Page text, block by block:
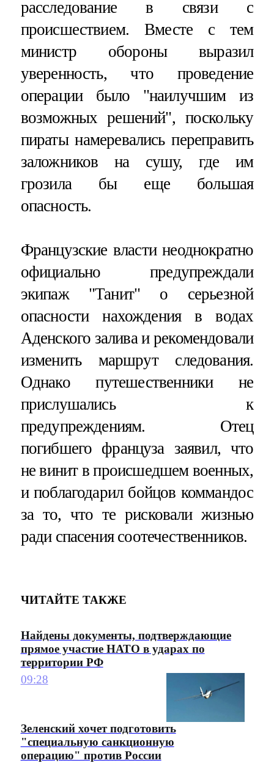
расследование в связи с
происшествием. Вместе с тем
министр обороны выразил
уверенность, что проведение
операции было "наилучшим из
возможных решений", поскольку
пираты намеревались переправить
заложников на сушу, где им
грозила бы еще большая
опасность.
Французские власти неоднократно
официально предупреждали
экипаж "Танит" о серьезной
опасности нахождения в водах
Аденского залива и рекомендовали
изменить маршрут следования.
Однако путешественники не
прислушались к
предупреждениям. Отец
погибшего француза заявил, что
не винит в происшедшем военных,
и поблагодарил бойцов коммандос
за то, что те рисковали жизнью
ради спасения соотечественников.
ЧИТАЙТЕ ТАКЖЕ
Найдены документы, подтверждающие
прямое участие НАТО в ударах по
территории РФ
09:28
Зеленский хочет подготовить
"специальную санкционную
операцию" против России